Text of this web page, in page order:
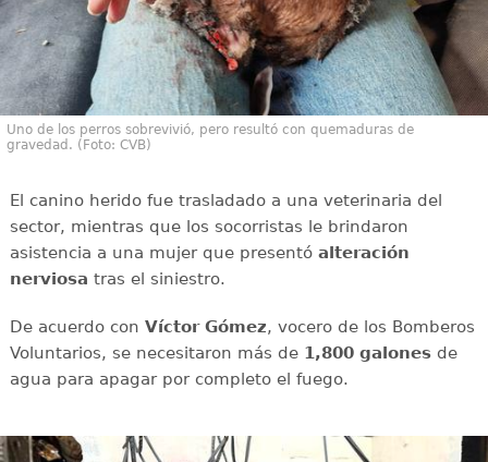
Uno de los perros sobrevivió, pero resultó con quemaduras de
gravedad. (Foto: CVB)
El canino herido fue trasladado a una veterinaria del
sector, mientras que los socorristas le brindaron
asistencia a una mujer que presentó alteración
nerviosa tras el siniestro.
De acuerdo con Víctor Gómez, vocero de los Bomberos
Voluntarios, se necesitaron más de 1,800 galonesde
agua para apagar por completo el fuego.